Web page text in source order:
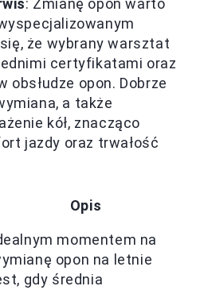
: Zmianę opon warto
że wybrany warsztat
certyfikatami oraz
obsłudze opon. Dobrze
a także
kół, znacząco
jazdy oraz trwałość
Opis
momentem na
opon na letnie
gdy średnia